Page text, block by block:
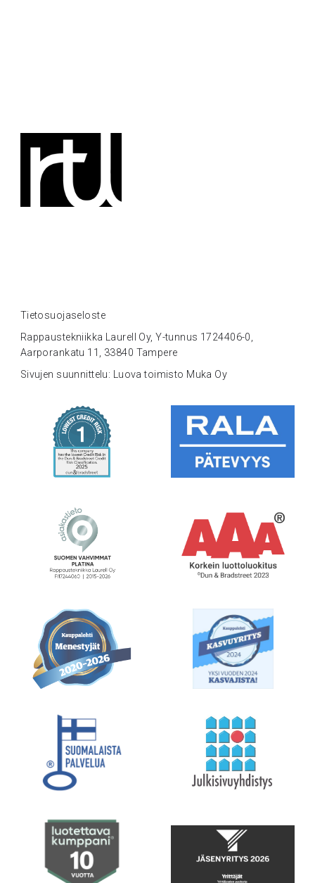
Tietosuojaseloste
Rappaustekniikka Laurell Oy, Y-tunnus 1724406-0,
Aarporankatu 11, 33840 Tampere
Sivujen suunnittelu: Luova toimisto Muka Oy